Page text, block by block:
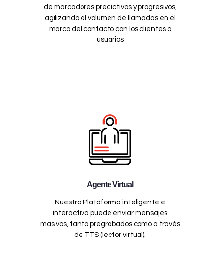
de marcadores predictivos y progresivos,
agilizando el volumen de llamadas en el
marco del contacto con los clientes o
usuarios
Agente Virtual
Nuestra Plataforma inteligente e
interactiva puede enviar mensajes
masivos, tanto pregrabados como a través
de TTS (lector virtual).